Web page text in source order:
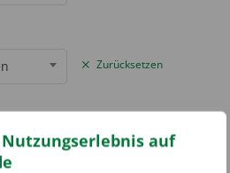
auf
Zurücksetzen